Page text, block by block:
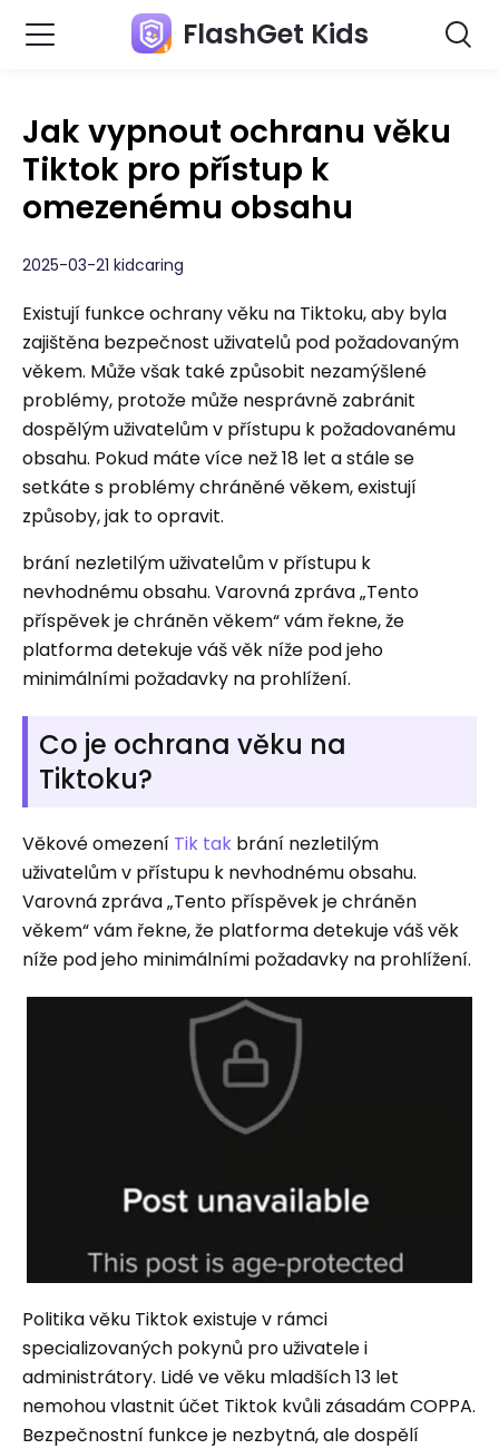
FlashGet Kids
Jak vypnout ochranu věku
Tiktok pro přístup k
omezenému obsahu
2025-03-21 kidcaring
Existují funkce ochrany věku na Tiktoku, aby byla
zajištěna bezpečnost uživatelů pod požadovaným
věkem. Může však také způsobit nezamýšlené
problémy, protože může nesprávně zabránit
dospělým uživatelům v přístupu k požadovanému
obsahu. Pokud máte více než 18 let a stále se
setkáte s problémy chráněné věkem, existují
způsoby, jak to opravit.
brání nezletilým uživatelům v přístupu k
nevhodnému obsahu. Varovná zpráva „Tento
příspěvek je chráněn věkem“ vám řekne, že
platforma detekuje váš věk níže pod jeho
minimálními požadavky na prohlížení.
Co je ochrana věku na
Tiktoku?
Věkové omezení Tik tak brání nezletilým
uživatelům v přístupu k nevhodnému obsahu.
Varovná zpráva „Tento příspěvek je chráněn
věkem“ vám řekne, že platforma detekuje váš věk
níže pod jeho minimálními požadavky na prohlížení.
Politika věku Tiktok existuje v rámci
specializovaných pokynů pro uživatele i
administrátory. Lidé ve věku mladších 13 let
nemohou vlastnit účet Tiktok kvůli zásadám COPPA.
Bezpečnostní funkce je nezbytná, ale dospělí